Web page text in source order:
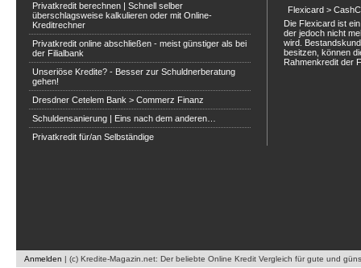
Privatkredit berechnen | Schnell selber
überschlagsweise kalkulieren oder mit Online-
Kreditrechner
Privatkredit online abschließen - meist günstiger als bei
der Filialbank
Unseriöse Kredite? - Besser zur Schuldnerberatung
gehen!
Dresdner Cetelem Bank > Commerz Finanz
Schuldensanierung | Eins nach dem anderen…
Privatkredit für/an Selbständige
Flexicard >
Die Flexicard ist
der jedoch nicht
wird.
besitzen, können
Rahmenkredit der
Anmelden | (c) Kredite-Magazin.net: Der beliebte Online Kredit Vergleich für gute und